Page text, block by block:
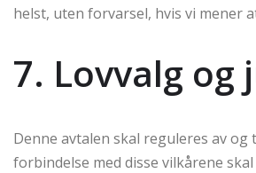
helst, uten forvarsel, hvis vi mener
7. Lovvalg og
Denne avtalen skal reguleres av
forbindelse med disse vilkårene